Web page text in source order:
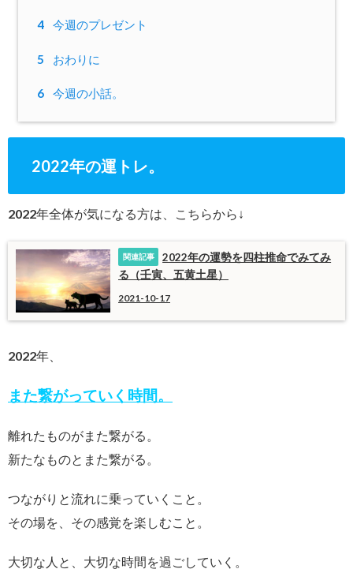
4 今週のプレゼント
5 おわりに
6 今週の小話。
2022年の運トレ。
2022年全体が気になる方は、こちらから↓
2022年の運勢を四柱推命でみてみ
る（壬寅、五黄土星）
2021-10-17
2022年、
また繋がっていく 時間。
離れたものがまた繋がる。
新たなものとまた繋がる。
つながりと流れに乗っていくこと。
その場を、その感覚を楽しむこと。
大切な人と、大切な時間を過ごしていく。